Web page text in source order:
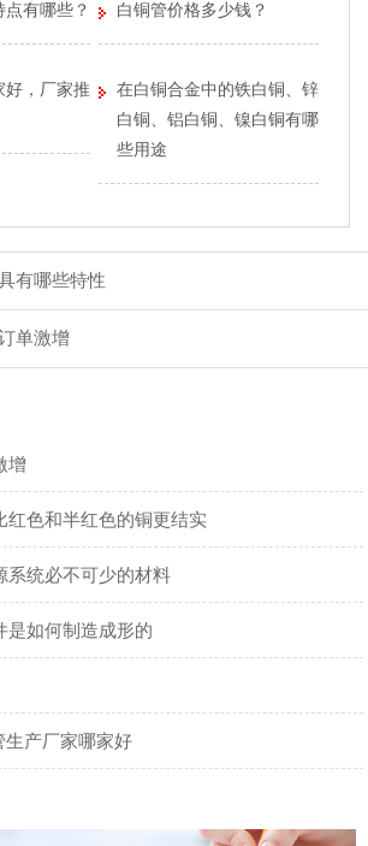
有哪些？ 白铜管价格多少钱？
好，厂家推
在白铜合金中的铁白铜、锌
白铜、铝白铜、镍白铜有哪
些用途
有哪些特性
单激增
增
红色和半红色的铜更结实
系统必不可少的材料
是如何制造成形的
生产厂家哪家好